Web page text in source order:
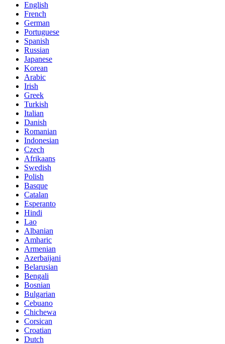
English
French
German
Portuguese
Spanish
Russian
Japanese
Korean
Arabic
Irish
Greek
Turkish
Italian
Danish
Romanian
Indonesian
Czech
Afrikaans
Swedish
Polish
Basque
Catalan
Esperanto
Hindi
Lao
Albanian
Amharic
Armenian
Azerbaijani
Belarusian
Bengali
Bosnian
Bulgarian
Cebuano
Chichewa
Corsican
Croatian
Dutch